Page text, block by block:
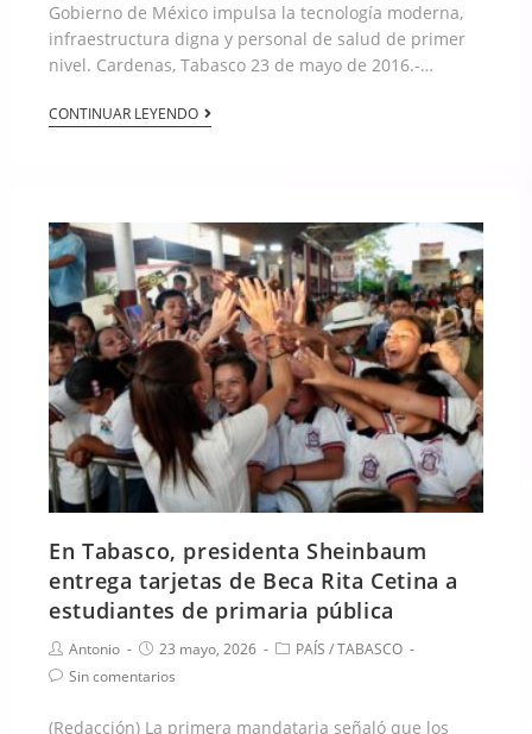
Gobierno de México impulsa la tecnología moderna,
infraestructura digna y personal de salud de primer
nivel. Cardenas, Tabasco 23 de mayo de 2016.-…
CONTINUAR LEYENDO
En Tabasco, presidenta Sheinbaum
entrega tarjetas de Beca Rita Cetina a
estudiantes de primaria pública
Antonio 23 mayo, 2026 PAÍS /TABASCO
Sin comentarios
(Redacción) La primera mandataria señaló que los